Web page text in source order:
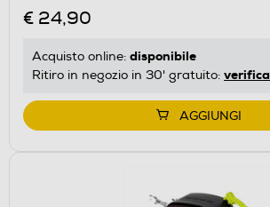
€ 24,90
Acquisto online: disponibile
Ritiro in negozio in 30' gratuito: verifica
AGGIUNGI